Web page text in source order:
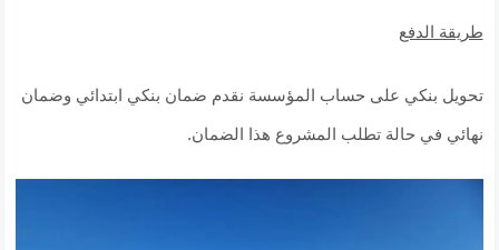
طريقة الدفع
تحويل بنكي على حساب المؤسسة نقدم ضمان بنكي ابتدائي وضمان
نهائي في حالة تطلب المشروع هذا الضمان.